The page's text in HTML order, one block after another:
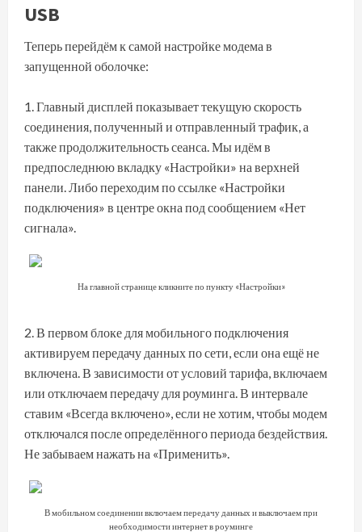
USB
Теперь перейдём к самой настройке модема в
запущенной оболочке:
Главный дисплей показывает текущую скорость
соединения, полученный и отправленный трафик, а
также продолжительность сеанса. Мы идём в
предпоследнюю вкладку «Настройки» на верхней
панели. Либо переходим по ссылке «Настройки
подключения» в центре окна под сообщением «Нет
сигнала».
На главной странице кликните по пункту «Настройки»
В первом блоке для мобильного подключения
активируем передачу данных по сети, если она ещё не
включена. В зависимости от условий тарифа, включаем
или отключаем передачу для роуминга. В интервале
ставим «Всегда включено», если не хотим, чтобы модем
отключался после определённого периода бездействия.
Не забываем нажать на «Применить».
В мобильном соединении включаем передачу данных и выключаем при
необходимости интернет в роуминге